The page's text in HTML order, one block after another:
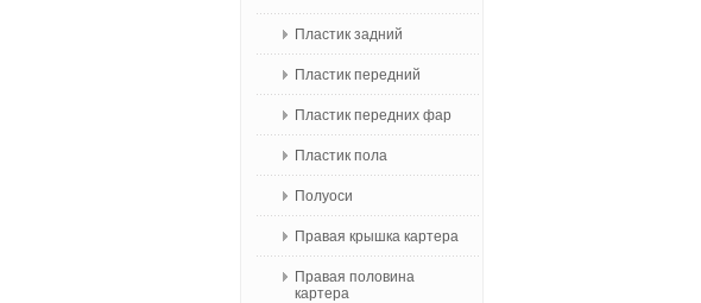
Пластик задний
Пластик передний
Пластик передних фар
Пластик пола
Полуоси
Правая крышка картера
Правая половина
картера